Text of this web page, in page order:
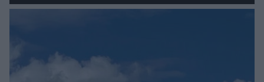
rollercoaster